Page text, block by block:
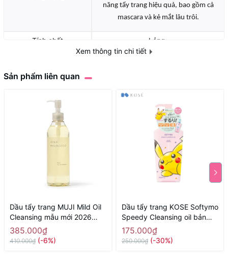
năng tẩy trang hiệu quả, bao gồm cả
mascara và kẻ mắt lâu trôi.
Tính chất Lỏng
Xem thông tin chi tiết
Sản phẩm liên quan
Dầu tẩy trang MUJI Mild Oil
Cleansing mẫu mới 2026
300ml - Hàng Nhật nội địa
385.000₫
410.000₫ (-6%)
Dầu tẩy trang KOSE Softymo
Speedy Cleansing oil bản
hoạt hình Pokemon 240ml -
Hàng Nhật nội địa
175.000₫
250.000₫ (-30%)